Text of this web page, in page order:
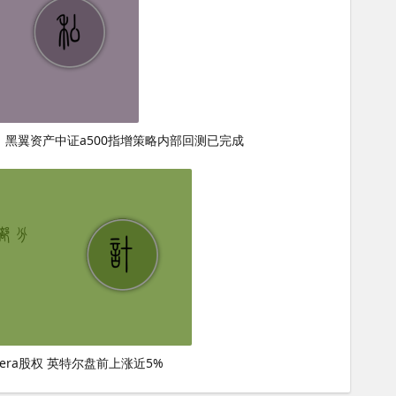
黑翼资产中证a500指增策略内部回测已完成
股权 英特尔盘前上涨近5%